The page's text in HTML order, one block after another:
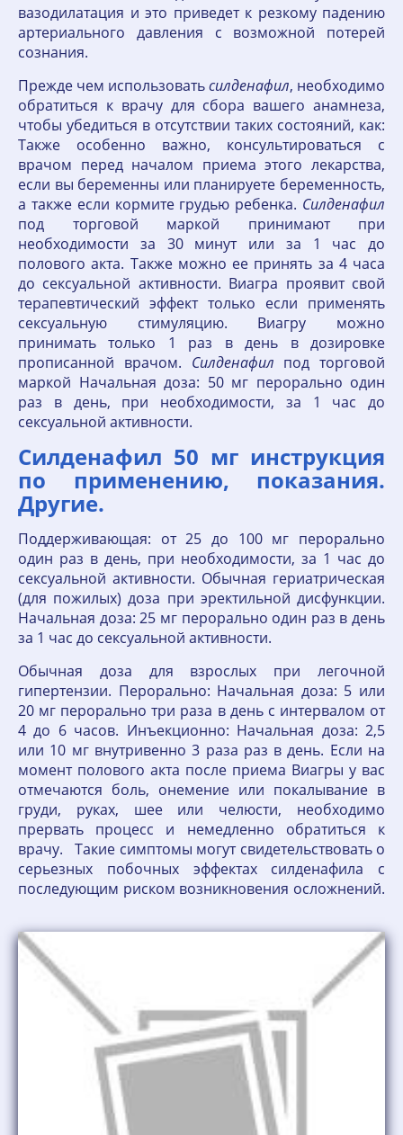
вазодилатация и это приведет к резкому падению
артериального давления с возможной потерей
сознания.
Прежде чем использоватьсилденафил, необходимо
обратиться к врачу для сбора вашего анамнеза,
чтобы убедиться в отсутствии таких состояний, как:
Также особенно важно, консультироваться с
врачом перед началом приема этого лекарства,
если вы беременны или планируете беременность,
а также если кормите грудью ребенка. Силденафил
под торговой маркой принимают при
необходимости за 30 минут или за 1 час до
полового акта. Также можно ее принять за 4 часа
до сексуальной активности. Виагра проявит свой
терапевтический эффект только если применять
сексуальную стимуляцию. Виагру можно
принимать только 1 раз в день в дозировке
прописанной врачом. Силденафил под торговой
маркой Начальная доза: 50 мг перорально один
раз в день, при необходимости, за 1 час до
сексуальной активности.
Силденафил 50 мг инструкция
по применению, показания.
Другие.
Поддерживающая: от 25 до 100 мг перорально
один раз в день, при необходимости, за 1 час до
сексуальной активности. Обычная гериатрическая
(для пожилых) доза при эректильной дисфункции.
Начальная доза: 25 мг перорально один раз в день
за 1 час до сексуальной активности.
Обычная доза для взрослых при легочной
гипертензии. Перорально: Начальная доза: 5 или
20 мг перорально три раза в день с интервалом от
4 до 6 часов. Инъекционно: Начальная доза: 2,5
или 10 мг внутривенно 3 раза раз в день. Если на
момент полового акта после приема Виагры у вас
отмечаются боль, онемение или покалывание в
груди, руках, шее или челюсти, необходимо
прервать процесс и немедленно обратиться к
врачу. Такие симптомы могут свидетельствовать о
серьезных побочных эффектах силденафила с
последующим риском возникновения осложнений.